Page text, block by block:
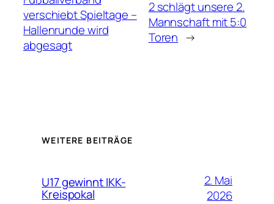
verschiebt Spieltage –
Hallenrunde wird
abgesagt
2 schlägt unsere 2.
Mannschaft mit 5:0
Toren →
WEITERE BEITRÄGE
U17 gewinnt IKK-
Kreispokal
2. Mai
2026